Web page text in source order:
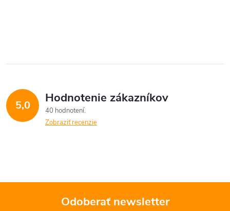
5,0 Hodnotenie zákazníkov
40 hodnotení
Zobraziť recenzie
Odoberať newsletter